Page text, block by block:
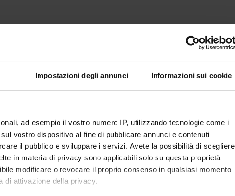
Impostazioni degli annunci Informazioni sui cookie
ad esempio il vostro numero IP, utilizzando tecnologie come i
vostro dispositivo al fine di pubblicare annunci e contenuti
il pubblico e sviluppare i servizi. Avete la possibilità di scegliere
in materia di privacy sono applicabili solo su questa proprietà
modificare o revocare il proprio consenso in qualsiasi momento
di attivazione della privacy.